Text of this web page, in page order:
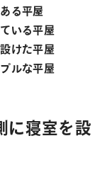
る平屋
いる平屋
けた平屋
ルな平屋
に寝室を設